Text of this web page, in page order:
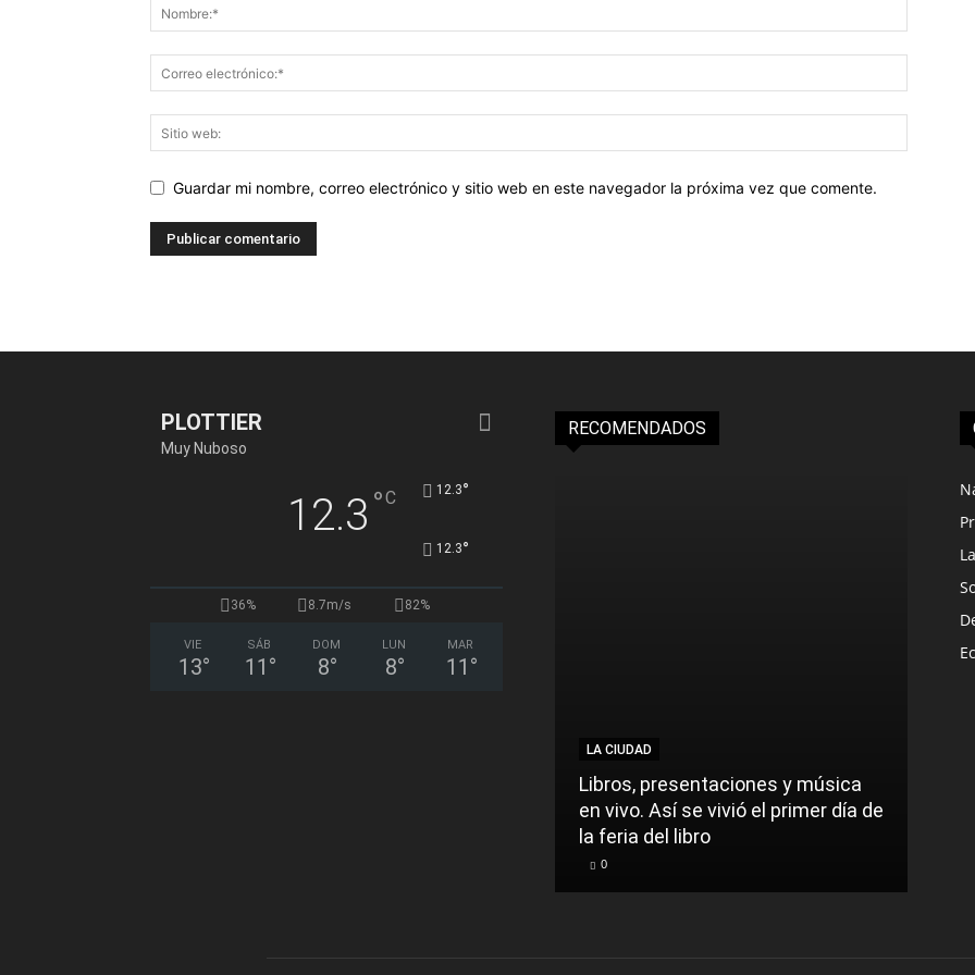
Guardar mi nombre, correo electrónico y sitio web en este navegador la próxima vez que comente.
PLOTTIER
Muy Nuboso
12.3 °C 12.3°
12.3°
36% 8.7m/s 82%
VIE
13°
SÁB
11 °
DOM
8°
LUN
8°
MAR
11 °
RECOMENDADOS
LA CIUDAD
Libros, presentaciones y música
en vivo. Así se vivió el primer día de
la feria del libro
0